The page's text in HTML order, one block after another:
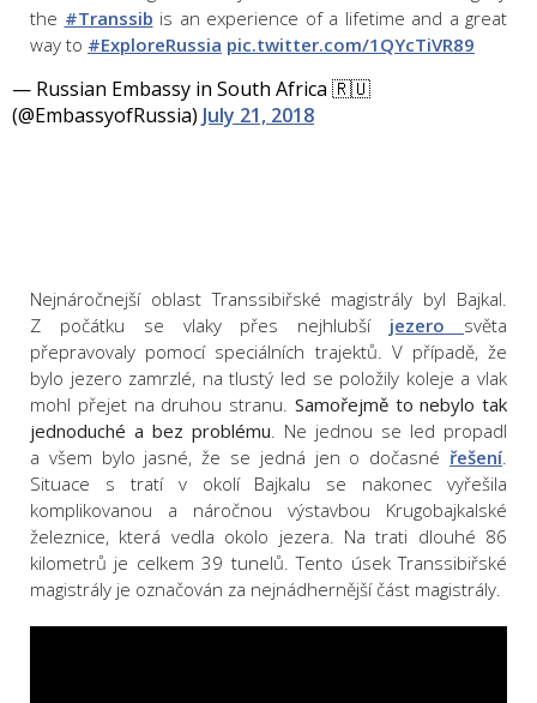
the #Transsib is an experience of a lifetime and a great
way to #ExploreRussia pic.twitter.com/1QYcTiVR89
— Russian Embassy in South Africa 🇷🇺
(@EmbassyofRussia) July 21, 2018
Nejnáročnejší oblast Transsibiřské magistrály byl Bajkal.
Z počátku se vlaky přes nejhlubší jezero světa
přepravovaly pomocí speciálních trajektů. V případě, že
bylo jezero zamrzlé, na tlustý led se položily koleje a vlak
mohl přejet na druhou stranu. Samořejmě to nebylo tak
jednoduché a bez problému. Ne jednou se led propadl
a všem bylo jasné, že se jedná jen o dočasné řešení.
Situace s tratí v okolí Bajkalu se nakonec vyřešila
komplikovanou a náročnou výstavbou Krugobajkalské
železnice, která vedla okolo jezera. Na trati dlouhé 86
kilometrů je celkem 39 tunelů. Tento úsek Transsibiřské
magistrály je označován za nejnádhernější část magistrály.